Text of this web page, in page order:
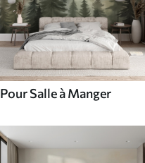
Pour Salle à Manger